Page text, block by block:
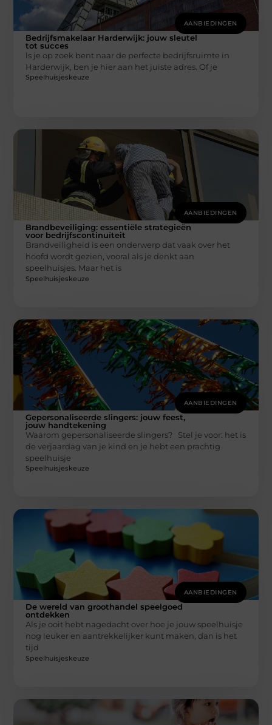
AANBIEDINGEN
Bedrijfsmakelaar Harderwijk: jouw sleutel
tot succes
ls je op zoek bent naar de perfecte bedrijfsruimte in
Harderwijk, ben je hier aan het juiste adres. Of je
Speelhuisjeskeuze
AANBIEDINGEN
Brandbeveiliging: essentiële strategieën
voor bedrijfscontinuïteit
Brandveiligheid is een onderwerp dat vaak over het
hoofd wordt gezien, vooral als je denkt aan
speelhuisjes. Maar het is
Speelhuisjeskeuze
AANBIEDINGEN
Gepersonaliseerde slingers: jouw feest,
jouw handtekening
Waarom gepersonaliseerde slingers? Stel je voor: het is
de verjaardag van je kind en je hebt een prachtig
speelhuisje
Speelhuisjeskeuze
AANBIEDINGEN
De wereld van groothandel speelgoed
ontdekken
Als je ooit hebt nagedacht over hoe je jouw speelhuisje
nog leuker en aantrekkelijker kunt maken, dan is het
tijd
Speelhuisjeskeuze